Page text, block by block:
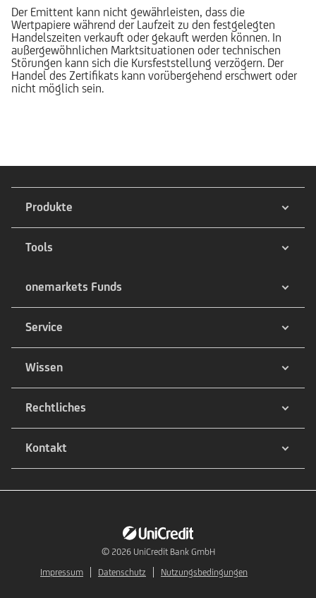
Der Emittent kann nicht gewährleisten, dass die
Wertpapiere während der Laufzeit zu den festgelegten
Handelszeiten verkauft oder gekauft werden können. In
außergewöhnlichen Marktsituationen oder technischen
Störungen kann sich die Kursfeststellung verzögern. Der
Handel des Zertifikats kann vorübergehend erschwert oder
nicht möglich sein.
Produkte
Tools
onemarkets Funds
Service
Wissen
Rechtliches
Kontakt
© 2026 UniCredit Bank GmbH
Impressum
Datenschutz Nutzungsbedingungen